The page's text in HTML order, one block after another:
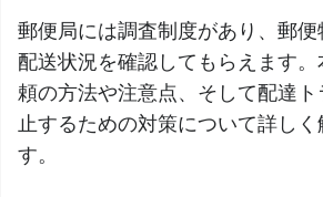
郵便局には調査制度があり、郵
配送状況を確認してもらえます
頼の方法や注意点、そして配達
止するための対策について詳しく
す。